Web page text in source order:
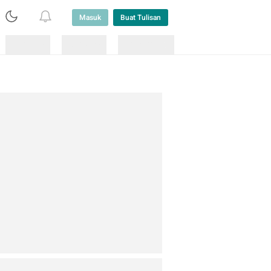
Masuk Buat Tulisan